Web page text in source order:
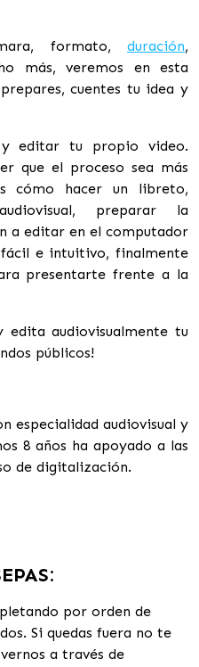
formato, duración,
más, veremos en esta
cuentes tu idea y
y editar tu propio video.
que el proceso sea más
cómo hacer un libreto,
preparar la
a editar en el computador
e intuitivo, finalmente
presentarte frente a la
edita audiovisualmente tu
públicos!
especialidad audiovisual y
8 años ha apoyado a las
de digitalización.
por orden de
Si quedas fuera no te
a través de